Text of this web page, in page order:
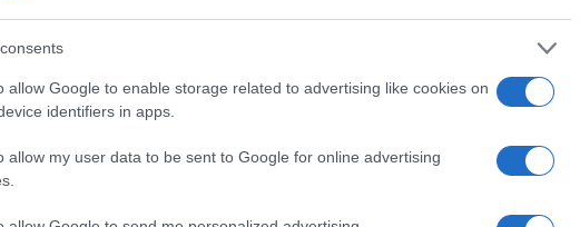
allow Google to enable storage related to advertising like cookies on
identifiers in apps.
allow my user data to be sent to Google for online advertising
particolari che lasciano comunque pensare
siano ancora in alto mare.
sono anche i dati recenti sulle
registrate più di 74 mila, il 6,9% in più del 2013 e
(+16,2%) e in Spagna dove si è verificato un vero
23,8%). La quota del gruppo sul mercato è